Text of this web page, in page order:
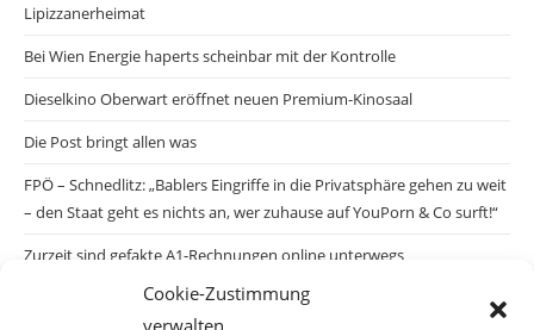
Cookie-Zustimmung
verwalten
Lipizzanerheimat
Bei Wien Energie haperts scheinbar mit der Kontrolle
Dieselkino Oberwart eröffnet neuen Premium-Kinosaal
Die Post bringt allen was
FPÖ – Schnedlitz: „Bablers Eingriffe in die Privatsphäre gehen zu weit
– den Staat geht es nichts an, wer zuhause auf YouPorn & Co surft!“
Zurzeit sind gefakte A1-Rechnungen online unterwegs
Salzburgs Juden und ihre Sicherheit: „Erst nach einem Anschlag wäre
die Gefahr endlich konkret!“